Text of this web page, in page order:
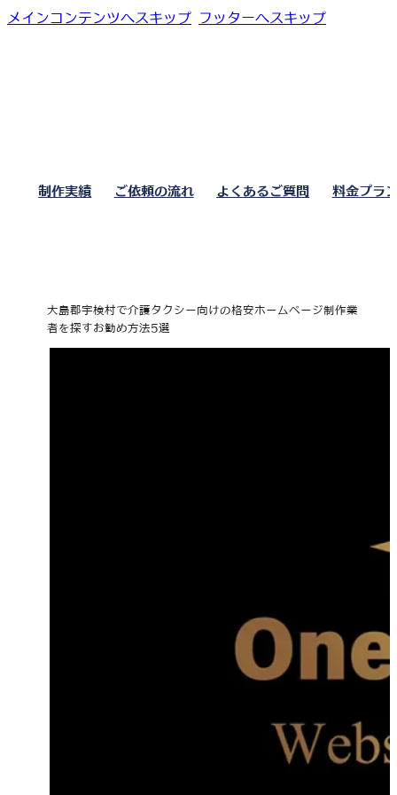
メインコンテンツへスキップ フッターへスキップ
制作実績 ご依頼の流れ よくあるご質問 料金プラ
大島郡宇検村で介護タクシー向けの格安ホームページ制作業
者を探すお勧め方法5選